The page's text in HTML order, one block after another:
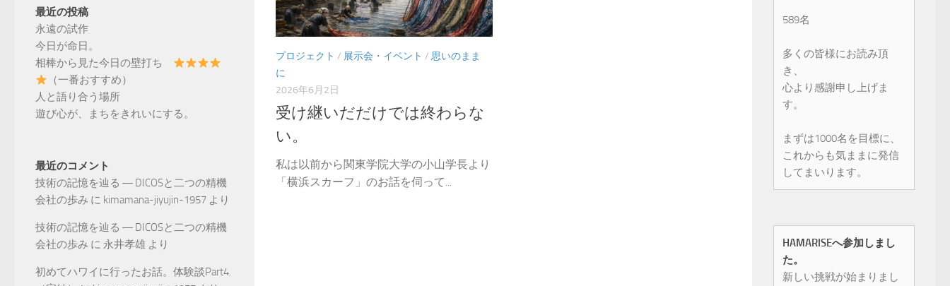
プロジェクト / 展示会・イベント / 思いのまま
に
2026年6月2日
受け継いだだけでは終わらな
い。
私は以前から関東学院大学の小山学長より
「横浜スカーフ」のお話を伺って...
最近の投稿
永遠の試作
今日が命日。
相棒から見た今日の壁打ち
（一番おすすめ）
人と語り合う場所
遊び心が、まちをきれいにする。
最近のコメント
技術の記憶を辿る ― DICOSと二つの精機
会社の歩み に kimamana-jiyujin-1957 より
技術の記憶を辿る ― DICOSと二つの精機
会社の歩み に 永井孝雄 より
初めてハワイに行ったお話。体験談Part4.
589名
多くの皆様にお読み頂
き、
心より感謝申し上げま
す。
まずは1000名を目標に、
これからも気ままに発信
してまいります。
HAMARISEへ参加しまし
た。
新しい挑戦が始まりまし